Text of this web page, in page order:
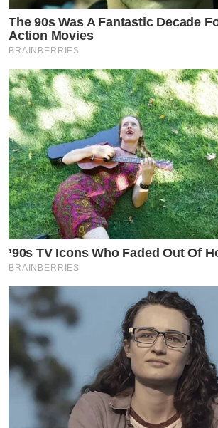
The 90s Was A Fantastic Decade
Action Movies
BRAINBERRIES
’90s TV Icons Who Faded Out Of
BRAINBERRIES